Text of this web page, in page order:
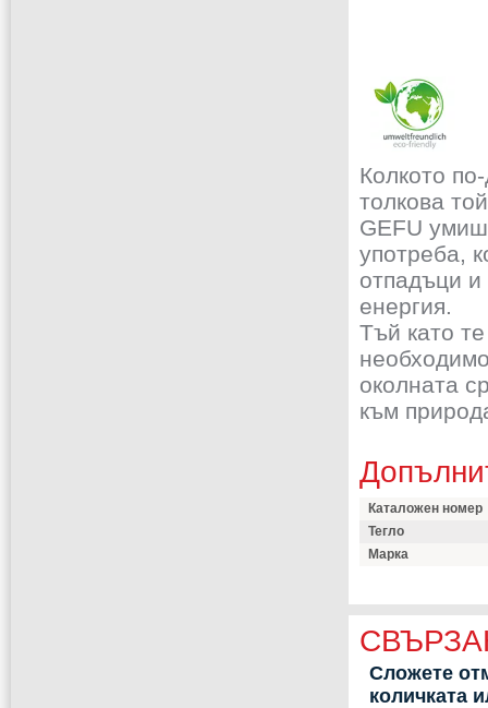
Колкото
толкова
GEFU
употреба,
отпадъци и
енергия.
Тъй като
околната
към
Каталожен номер
Тегло
Марка
Сложете
количката